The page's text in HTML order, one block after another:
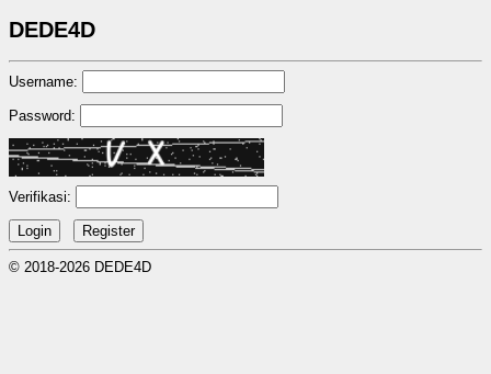
DEDE4D
Username:
Password:
Verifikasi:
© 2018-2026 DEDE4D